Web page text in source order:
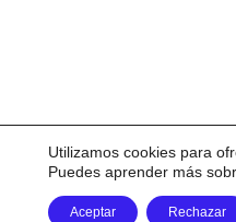
Utilizamos cookies para
Puedes aprender más
Aceptar Rechazar